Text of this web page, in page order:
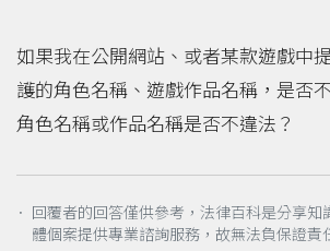
如果我在公開網站、或者某款遊戲中
護的角色名稱、遊戲作品名稱，是否
角色名稱或作品名稱是否不違法？
． 回覆者的回答僅供參考，法律百科是分享
體個案提供專業諮詢服務，故無法負保證責